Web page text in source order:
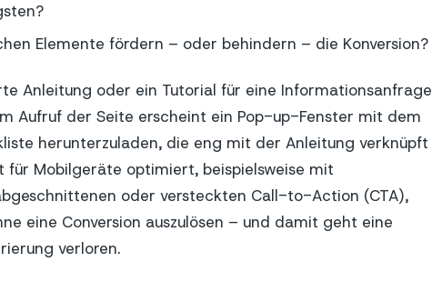
Elemente fördern – oder behindern – die Konversion?
Anleitung oder ein Tutorial für eine Informationsanfrage
Aufruf der Seite erscheint ein Pop-up-Fenster mit dem
herunterzuladen, die eng mit der Anleitung verknüpft
für Mobilgeräte optimiert, beispielsweise mit
oder versteckten Call-to-Action (CTA),
eine Conversion auszulösen – und damit geht eine
verloren.